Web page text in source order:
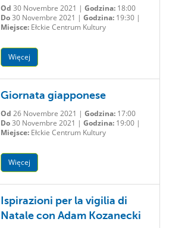
Od 30 Novembre 2021 | Godzina:18:00
Do30 Novembre 2021 | Godzina:19:30 |
Miejsce:Ełckie Centrum Kultury
Więcej
Giornata giapponese
Od 26 Novembre 2021 | Godzina:17:00
Do30 Novembre 2021 | Godzina:19:00 |
Miejsce:Ełckie Centrum Kultury
Więcej
Ispirazioni per la vigilia di
Natale con Adam Kozanecki